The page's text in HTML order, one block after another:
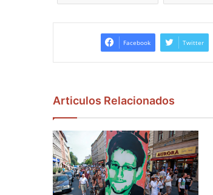
Facebook Twitter
Articulos Relacionados